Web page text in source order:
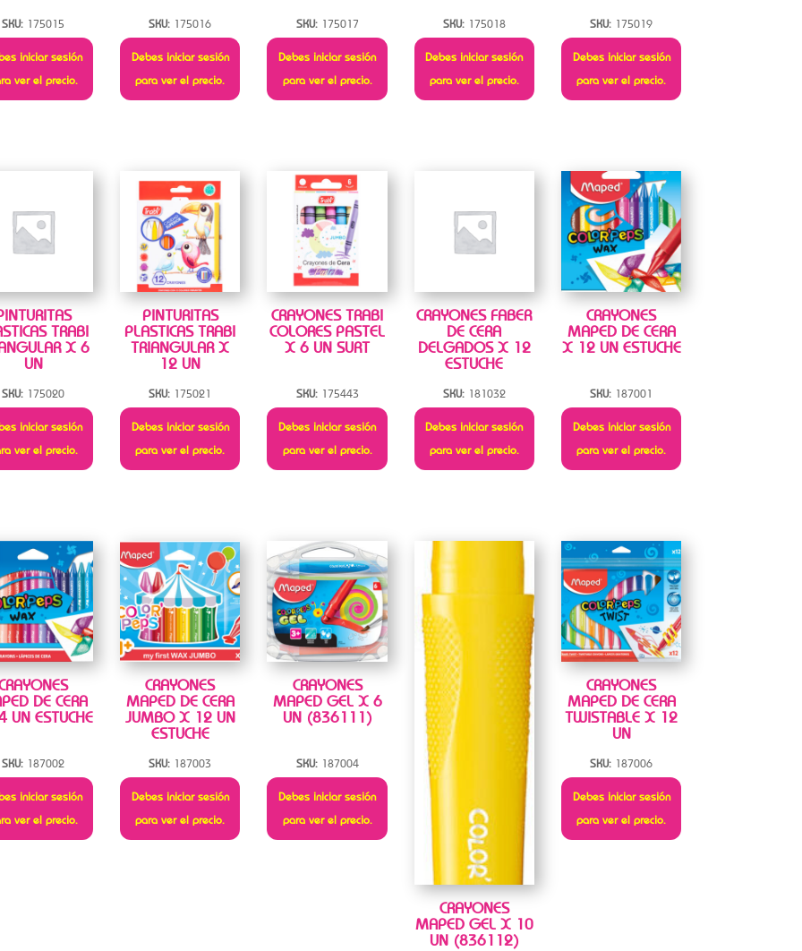
SKU: 175015
iniciar sesión
ver el precio.
SKU: 175016
Debes iniciar sesión
para ver el precio.
SKU: 175017
Debes iniciar sesión
para ver el precio.
SKU: 175018
Debes iniciar sesión
para ver el precio.
SKU: 175019
Debes iniciar sesión
para ver el precio.
TRABI
X 6
UN
SKU: 175020
iniciar sesión
ver el precio.
PINTURITAS
PLASTICAS TRABI
TRIANGULAR X
12 UN
SKU: 175021
Debes iniciar sesión
para ver el precio.
CRAYONES TRABI
COLORES PASTEL
X 6 UN SURT
SKU: 175443
Debes iniciar sesión
para ver el precio.
CRAYONES FABER
DE CERA
DELGADOS X 12
ESTUCHE
SKU: 181032
Debes iniciar sesión
para ver el precio.
CRAYONES
MAPED DE CERA
X 12 UN ESTUCHE
SKU: 187001
Debes iniciar sesión
para ver el precio.
DE CERA
UN ESTUCHE
SKU: 187002
iniciar sesión
ver el precio.
CRAYONES
MAPED DE CERA
JUMBO X 12 UN
ESTUCHE
SKU: 187003
Debes iniciar sesión
para ver el precio.
CRAYONES
MAPED GEL X 6
UN (836111)
SKU: 187004
Debes iniciar sesión
para ver el precio.
CRAYONES
MAPED GEL X 10
UN (836112)
CRAYONES
MAPED DE CERA
TWISTABLE X 12
UN
SKU: 187006
Debes iniciar sesión
para ver el precio.